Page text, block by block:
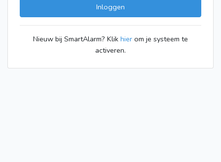
Inloggen
Nieuw bij SmartAlarm? Klik hier om je systeem te
activeren.